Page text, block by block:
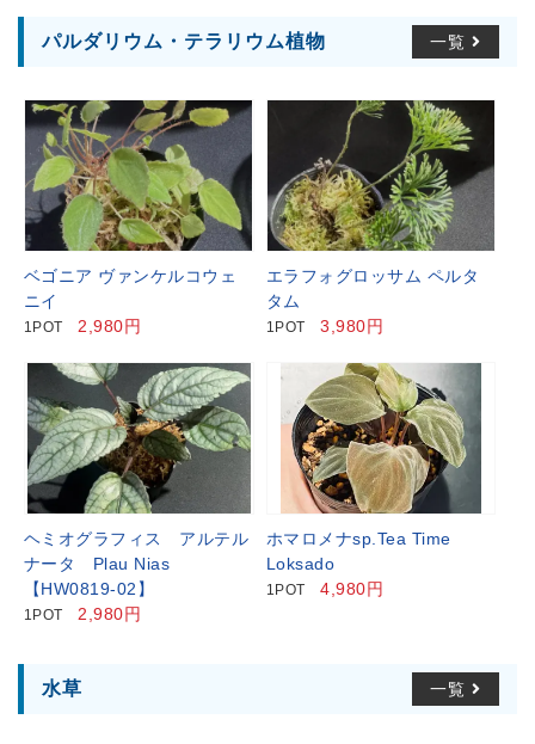
パルダリウム・テラリウム植物 一覧
ベゴニア ヴァンケルコウェ
ニイ
1POT 2,980円
エラフォグロッサム ペルタ
タム
1POT 3,980円
ヘミオグラフィス アルテル
ナータ Plau Nias
【HW0819-02】
1POT 2,980円
ホマロメナsp.Tea Time
Loksado
1POT 4,980円
水草 一覧